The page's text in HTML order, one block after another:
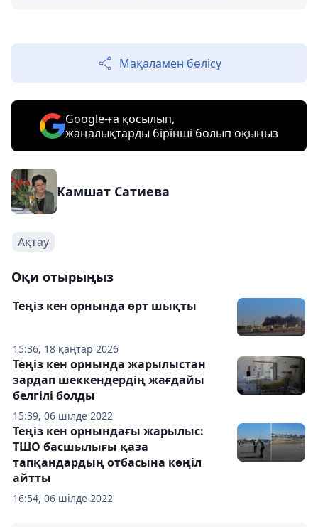
Мақаламен бөлісу
Google-ға қосылып,
жаңалықтарды бірінші болып оқыңыз
Камшат Сатиева
Ақтау
Оқи отырыңыз
15:36, 18 қаңтар 2026
Теңіз кен орнында өрт шықты
15:39, 06 шілде 2022
Теңіз кен орнында жарылыстан
зардап шеккендердің жағдайы
белгілі болды
16:54, 06 шілде 2022
Теңіз кен орнындағы жарылыс:
ТШО басшылығы қаза
тапқандардың отбасына көңіл
айтты